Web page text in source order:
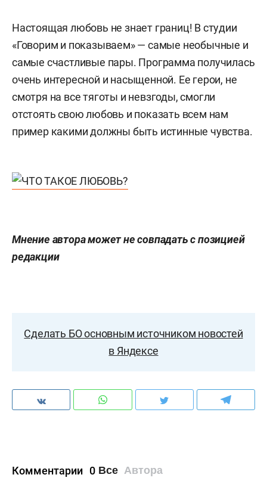
Настоящая любовь не знает границ! В студии
«Говорим и показываем» — самые необычные и
самые счастливые пары. Программа получилась
очень интересной и насыщенной. Ее герои, не
смотря на все тяготы и невзгоды, смогли
отстоять свою любовь и показать всем нам
пример какими должны быть истинные чувства.
Мнение автора может не совпадать с позицией
редакции
Сделать БО основным источником новостей
в Яндексе
Комментарии 0 Все Автора